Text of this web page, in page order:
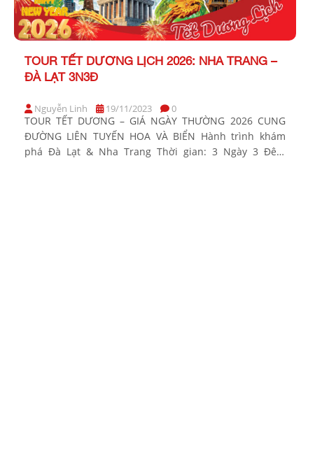
TOUR TẾT DƯƠNG LỊCH 2026: NHA TRANG –
ĐÀ LẠT 3N3Đ
Nguyễn Linh 19/11/2023 0
TOUR TẾT DƯƠNG – GIÁ NGÀY THƯỜNG 2026 CUNG
ĐƯỜNG LIÊN TUYẾN HOA VÀ BIỂN Hành trình khám
phá Đà Lạt & Nha Trang Thời gian: 3 Ngày 3 Đêm